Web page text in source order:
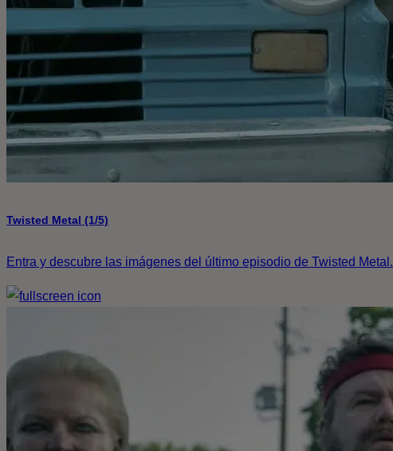
Twisted Metal (1/5)
Entra y descubre las imágenes del último episodio de Twisted Metal.